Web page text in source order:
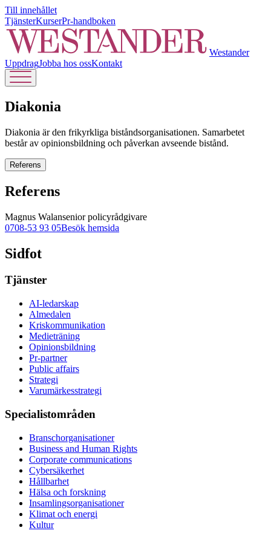
Till innehållet
TjänsterKurserPr-handboken
Westander
UppdragJobba hos ossKontakt
Diakonia
Diakonia är den frikyrkliga biståndsorganisationen. Samarbetet
består av opinionsbildning och påverkan avseende bistånd.
Referens
Referens
Magnus Walansenior policyrådgivare
0708-53 93 05Besök hemsida
Sidfot
Tjänster
AI-ledarskap
Almedalen
Kris­kommunikation
Medieträning
Opinionsbildning
Pr-partner
Public affairs
Strategi
Varumärkesstrategi
Specialistområden
Branschorganisationer
Business and Human Rights
Corporate communications
Cybersäkerhet
Hållbarhet
Hälsa och forskning
Insamlingsorganisationer
Klimat och energi
Kultur